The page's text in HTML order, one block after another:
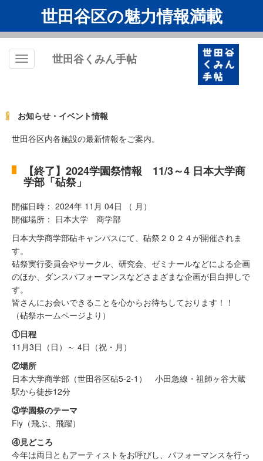
世田谷区の魅力情報満載
Toggle
世田谷くみん手帖
お知らせ・イベント情報
世田谷区内各施設の最新情報をご案内。
【終了】2024学園祭情報 11/3～4 日本大学商
学部「砧祭」
開催日時： 2024年 11月 04日 （ 月）
開催場所： 日本大学 商学部
日本大学商学部砧キャンパスにて、砧祭２０２４が開催されま
す。
砧祭実行委員会やサークル、研究会、ゼミナールなどによる企画
のほか、ダンスパフォーマンスなどさまざまな企画が目白押しで
す。
​皆さんにお会いできることを心からお待ちしております！！​​​​​​​
（砧祭ホームページより）
①日程
11月3日（日）～ 4日（祝・月）
②場所
日本大学商学部（世田谷区砧5-2-1） 小田急線・祖師ヶ谷大蔵
駅から徒歩12分
③学園祭のテーマ
Fly（飛ぶ、飛躍）
④見どころ
今年は両日ともアーティストをお呼びし、パフォーマンスを行っ